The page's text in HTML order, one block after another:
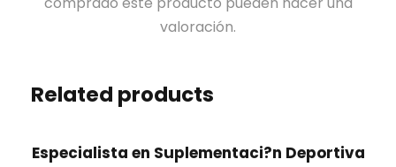
valoración.
Related products
Especialista en Suplementaci?n Deportiva